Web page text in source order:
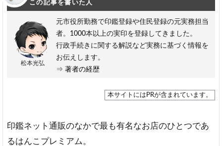
この記事を書いた人
松本光弘
元市役所勤務で印鑑登録や住民登録の元実務担当
者。1000本以上の実印を登録してきました。
行政手続きに関する解説など実務に基づく情報を
お伝えします。
⇒ 著者の経歴
本サイトにはPRが含まれています。
印鑑ネット通販のなかで最も有名なお店のひとつであ
るはんこプレミアム。